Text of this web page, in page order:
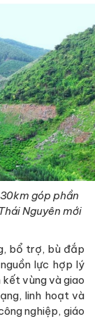
góp phần
Nguyên mới
bổ trợ, bù đắp
lực hợp lý
vùng và giao
linh hoạt và
nghiệp, giáo